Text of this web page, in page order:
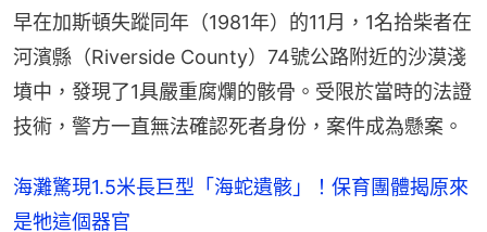
早在加斯頓失蹤同年（1981年）的11月，1名拾柴者在
河濱縣（Riverside County）74號公路附近的沙漠淺
墳中，發現了1具嚴重腐爛的骸骨。受限於當時的法證
技術，警方一直無法確認死者身份，案件成為懸案。
海灘驚現1.5米長巨型「海蛇遺骸」！保育團體揭原來
是牠這個器官